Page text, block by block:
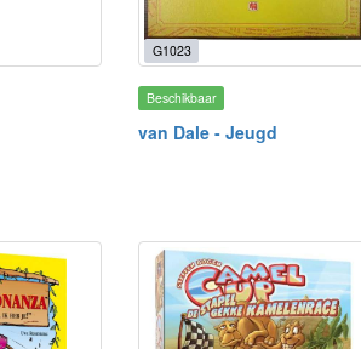
G1023
Beschikbaar
van Dale - Jeugd